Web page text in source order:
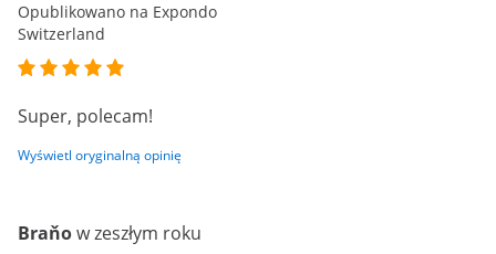
Opublikowano na Expondo
Switzerland
Super, polecam!
Wyświetl oryginalną opinię
Braňow zeszłym roku